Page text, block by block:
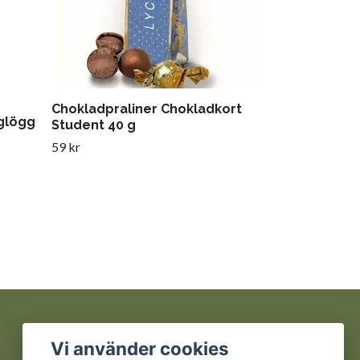
Chokladpraliner Chokladkort
Student 40 g
59 kr
Vi använder cookies